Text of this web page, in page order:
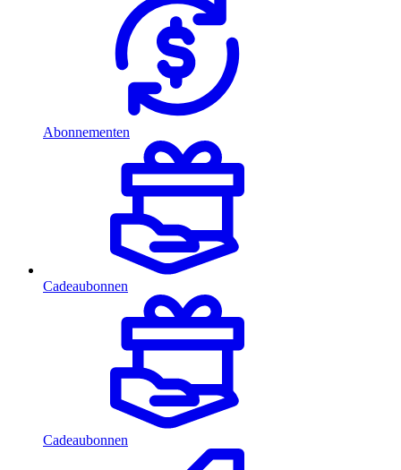
Abonnementen
Cadeaubonnen
Cadeaubonnen